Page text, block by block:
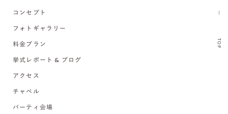
TOP
コンセプト
フォトギャラリー
料金プラン
挙式レポート & ブログ
アクセス
チャペル
パーティ会場